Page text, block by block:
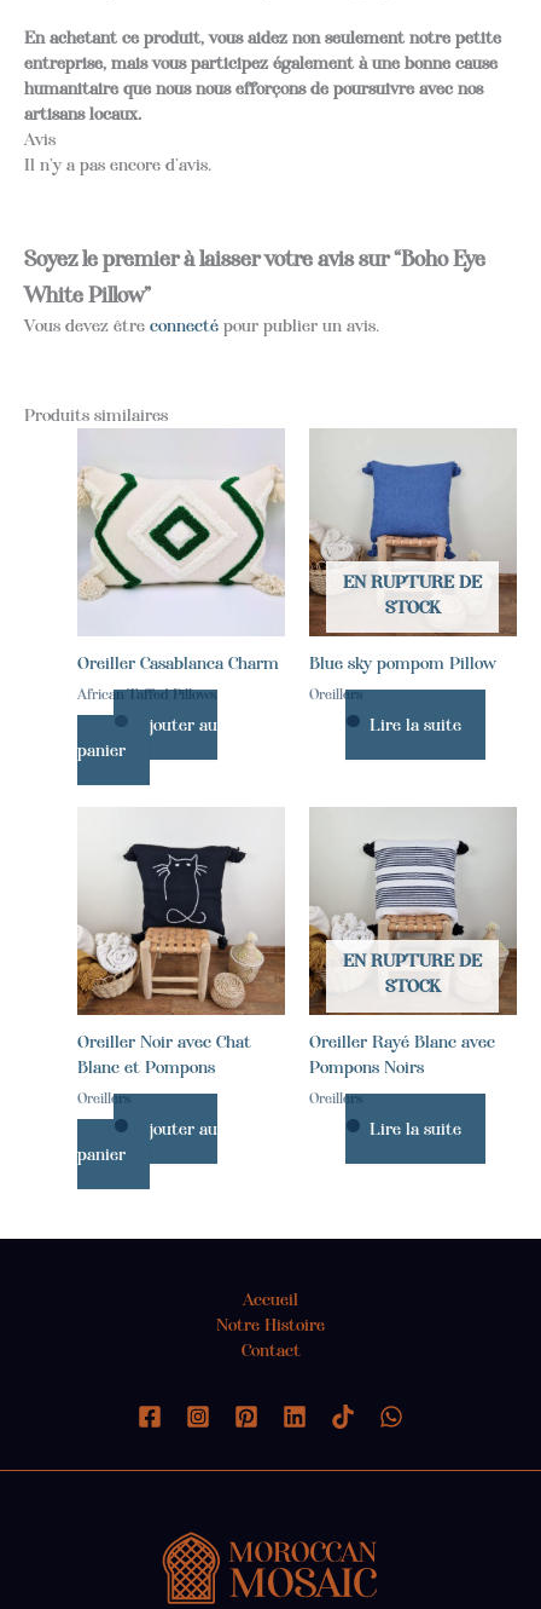
En achetant ce produit, vous aidez non seulement notre petite
entreprise, mais vous participez également à une bonne cause
humanitaire que nous nous efforçons de poursuivre avec nos
artisans locaux.
Avis
Il n’y a pas encore d’avis.
Soyez le premier à laisser votre avis sur “Boho Eye
White Pillow”
Vous devez être connecté pour publier un avis.
Produits similaires
Oreiller Casablanca Charm
African Taffed Pillows
Ajouter au
panier
EN RUPTURE DE
STOCK
Blue sky pompom Pillow
Oreillers
Lire la suite
Oreiller Noir avec Chat
Blanc et Pompons
Oreillers
Ajouter au
panier
EN RUPTURE DE
STOCK
Oreiller Rayé Blanc avec
Pompons Noirs
Oreillers
Lire la suite
Accueil
Notre Histoire
Contact